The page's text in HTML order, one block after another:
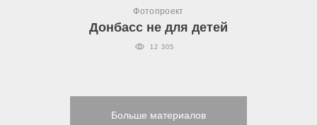
Фотопроект
Донбасс не для детей
12 305
Больше материалов